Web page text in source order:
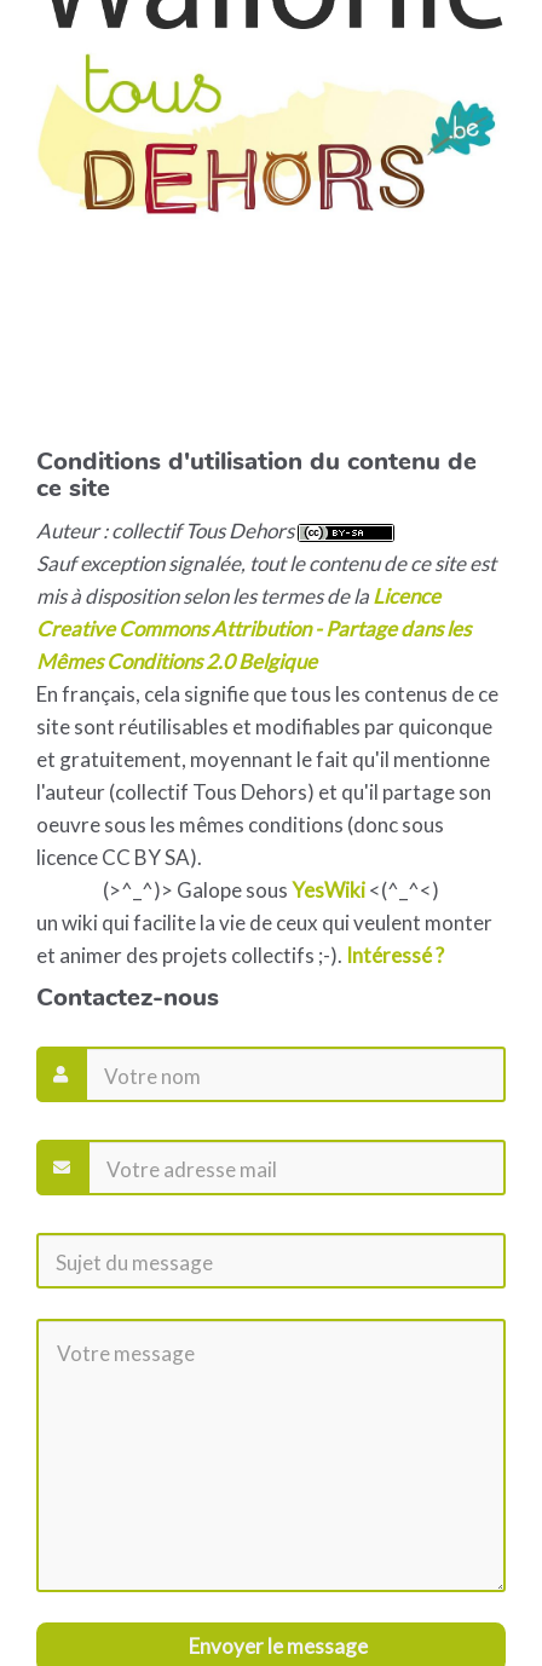
Conditions d'utilisation du contenu de
ce site
Auteur : collectif Tous Dehors
Sauf exception signalée, tout le contenu de ce site est
mis à disposition selon les termes de laLicence
Creative Commons Attribution - Partage dans les
Mêmes Conditions 2.0 Belgique
En français, cela signifie que tous les contenus de ce
site sont réutilisables et modifiables par quiconque
et gratuitement, moyennant le fait qu'il mentionne
l'auteur (collectif Tous Dehors) et qu'il partage son
oeuvre sous les mêmes conditions (donc sous
licence CC BY SA).
(>^_^)> Galope sousYesWiki<(^_^<)
un wiki qui facilite la vie de ceux qui veulent monter
et animer des projets collectifs ;-). Intéressé ?
Contactez-nous
Envoyer le message